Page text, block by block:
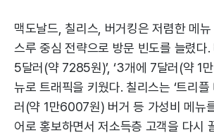
맥도날드, 칠리스, 버거킹은 저렴한 메
스루 중심 전략으로 방문 빈도를 늘렸다.
5달러(약 7285원)’, ‘3개에 7달러(약 1
뉴로 트래픽을 키웠다. 칠리스는 ‘트리
러(약 1만6007원) 버거 등 가성비 메뉴
어로 홍보하면서 저소득층 고객을 다시